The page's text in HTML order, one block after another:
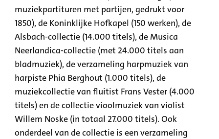
muziekpartituren met partijen, gedrukt voor
1850), de Koninklijke Hofkapel (150 werken), de
Alsbach-collectie (14.000 titels), de Musica
Neerlandica-collectie (met 24.000 titels aan
bladmuziek), de verzameling harpmuziek van
harpiste Phia Berghout (1.000 titels), de
muziekcollectie van fluitist Frans Vester (4.000
titels) en de collectie vioolmuziek van violist
Willem Noske (in totaal 27.000 titels). Ook
onderdeel van de collectie is een verzameling